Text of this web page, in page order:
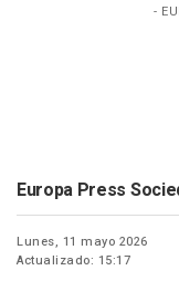
-
Europa Press
Lunes, 11 mayo 2026
Actualizado: 15:17